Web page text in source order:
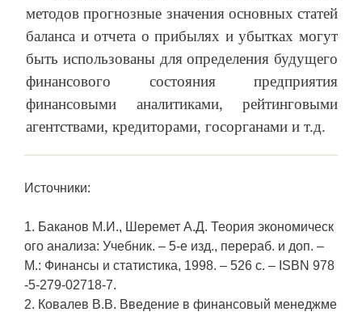
методов прогнозные значения основных статей
баланса и отчета о прибылях и убытках могут
быть использованы для определения будущего
финансового состояния предприятия
финансовыми аналитиками, рейтинговыми
агентствами, кредиторами, госорганами и т.д.
Источники:
1. Баканов М.И., Шеремет А.Д. Теория экономическ
ого анализа: Учебник. – 5-е изд., перераб. и доп. –
М.: Финансы и статистика, 1998. – 526 c. – ISBN 978
-5-279-02718-7.
2. Ковалев В.В. Введение в финансовый менеджме